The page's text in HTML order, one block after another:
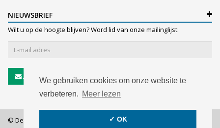
We gebruiken cookies om onze website te
verbeteren. Meer lezen
✓ OK
NIEUWSBRIEF
Wilt u op de hoogte blijven? Word lid van onze mailinglijst:
Abonneer
© De Witte NV - 2026 - All rights reserved